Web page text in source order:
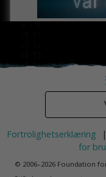
Fortrolighetserklæring |
for
© 2006–2026 Foundation